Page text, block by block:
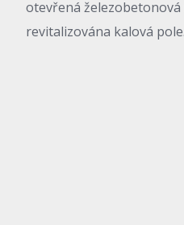
otevřená
revitalizována kalová pole.